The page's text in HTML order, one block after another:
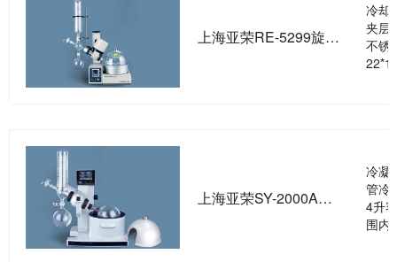
上海亚荣RE-5299旋转蒸发器
冷却
夹层
不锈
上海亚荣SY-2000A旋转蒸发器
冷凝
管冷
4升
围内